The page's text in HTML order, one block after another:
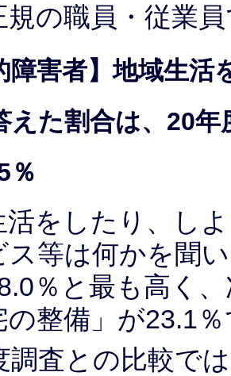
規の職員・従業
障害者】地域生
えた割合は、20
％
活をしたり、し
ス等は何かを聞
％と最も高く
の整備」が23.1
調査との比較で